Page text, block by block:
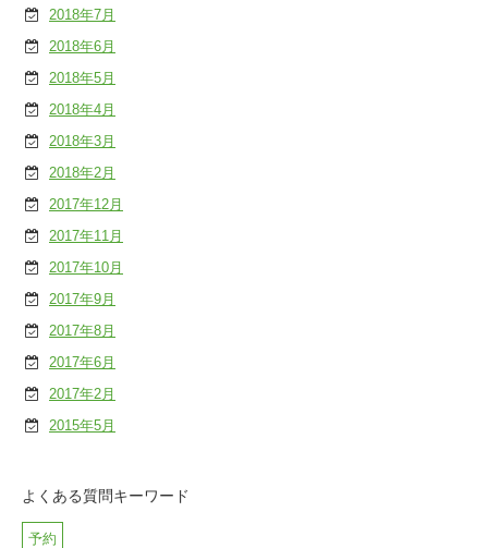
2018年7月
2018年6月
2018年5月
2018年4月
2018年3月
2018年2月
2017年12月
2017年11月
2017年10月
2017年9月
2017年8月
2017年6月
2017年2月
2015年5月
よくある質問キーワード
予約